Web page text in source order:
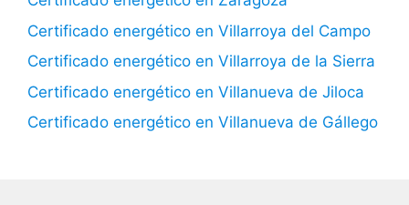
Certificado energético en Villarroya del Campo
Certificado energético en Villarroya de la Sierra
Certificado energético en Villanueva de Jiloca
Certificado energético en Villanueva de Gállego